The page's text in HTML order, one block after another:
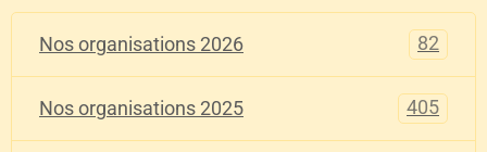
Nos organisations 2026 82
Nos organisations 2025 405